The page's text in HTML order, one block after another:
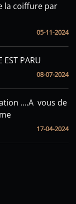
la coiffure par
05-11-2024
EST PARU
08-07-2024
....A vous de
17-04-2024